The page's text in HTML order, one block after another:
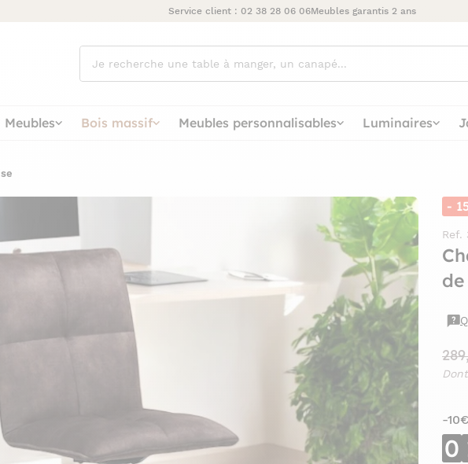
Service client : 02 38 28 06 06Meubles garantis 2 ans
cherchez
vous ?
Meubles Bois massif Meubles personnalisables Luminaires
-
Ref.
-
0